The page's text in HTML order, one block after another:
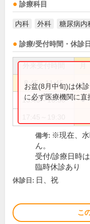
診療科目
内科 外科 糖尿病内
診療/受付時間・休診日
8:45～11:45 ●
13:45～16:30 ●
お盆(8月中旬)は休
に必ず医療機関に直
備考: ※現在、水
ん。
受付/診療日時
臨時休診あり
休診日: 日、祝
こ